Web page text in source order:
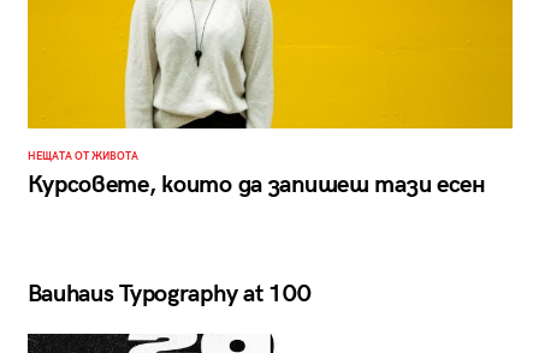
НЕЩАТА ОТ ЖИВОТА
Курсовете, които да запишеш тази есен
Bauhaus Typography at 100